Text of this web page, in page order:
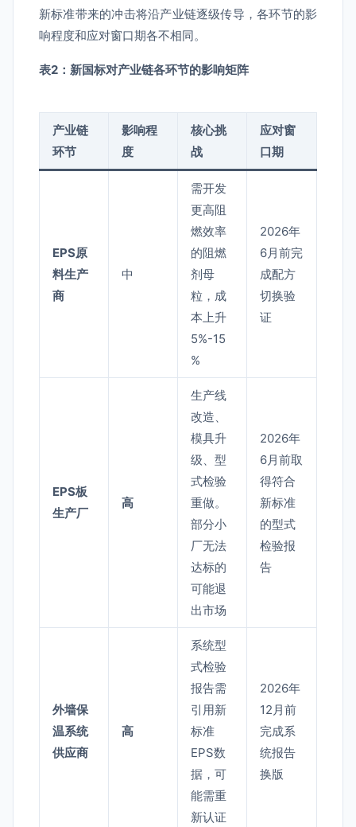
新标准带来的冲击将沿产业链逐级传导，各环节的影
响程度和应对窗口期各不相同。
表2：新国标对产业链各环节的影响矩阵
产业链
环节
影响程
度
核心挑
战
应对窗
口期
EPS原
料生产
商
中
需开发
更高阻
燃效率
的阻燃
剂母
粒，成
本上升
5%-15
%
2026年
6月前完
成配方
切换验
证
EPS板
生产厂
高
生产线
改造、
模具升
级、型
式检验
重做。
部分小
厂无法
达标的
可能退
出市场
2026年
6月前取
得符合
新标准
的型式
检验报
告
外墙保
温系统
供应商
高
系统型
式检验
报告需
引用新
标准
EPS数
据，可
能需重
新认证
2026年
12月前
完成系
统报告
换版